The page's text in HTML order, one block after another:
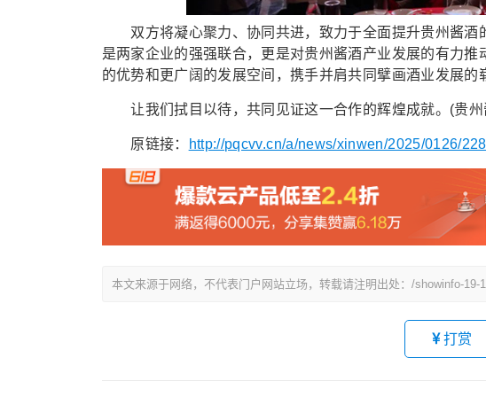
双方将凝心聚力、协同共进，致力于全面提升贵州酱酒
是两家企业的强强联合，更是对贵州酱酒产业发展的有力
的优势和更广阔的发展空间，携手并肩共同擘画酒业发展的
让我们拭目以待，共同见证这一合作的辉煌成就。(贵州
原链接： http://pqcvv.cn/a/news/xinwen/2025/0126/
本文来源于网络，不代表门户网站立场，转载请注明出处：/showinfo-19-
打赏